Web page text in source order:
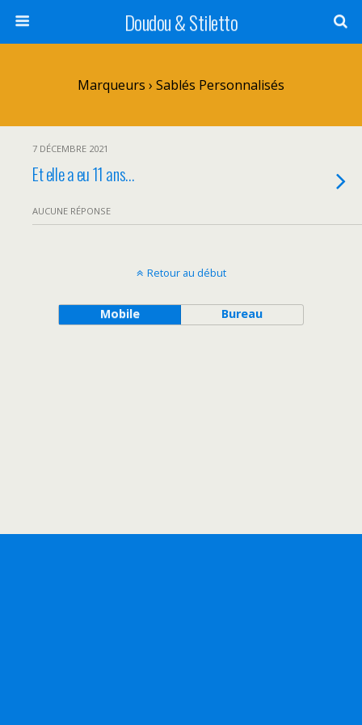
Doudou & Stiletto
Marqueurs › Sablés Personnalisés
7 DÉCEMBRE 2021
Et elle a eu 11 ans…
AUCUNE RÉPONSE
Retour au début
Mobile Bureau